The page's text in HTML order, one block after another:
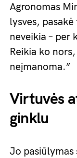
Agronomas
lysves,
neveikia – per
Reikia ko
neįmanoma.”
Virtuvės
ginklu
Jo pasiūlymas